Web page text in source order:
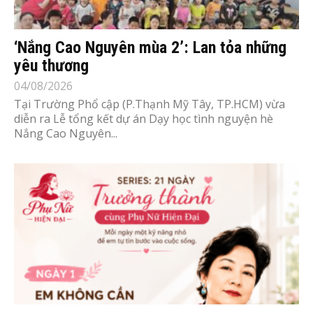
‘Nắng Cao Nguyên mùa 2’: Lan tỏa những
yêu thương
04/08/2026
Tại Trường Phổ cập (P.Thạnh Mỹ Tây, TP.HCM) vừa
diễn ra Lễ tổng kết dự án Dạy học tình nguyện hè
Nắng Cao Nguyên...